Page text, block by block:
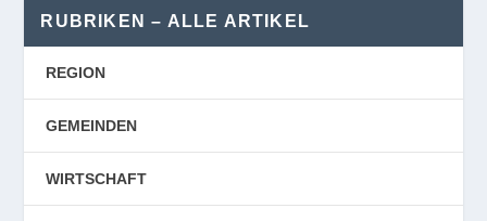
RUBRIKEN – ALLE ARTIKEL
REGION
GEMEINDEN
WIRTSCHAFT